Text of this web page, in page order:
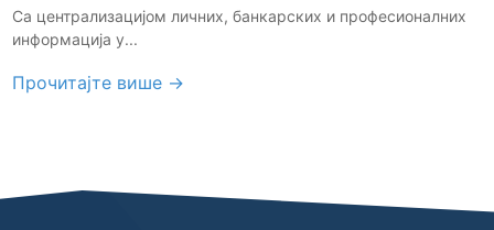
Са централизацијом личних, банкарских и професионалних
информација у...
Прочитајте више →